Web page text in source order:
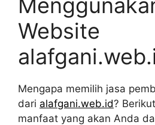
Website
Mengapa memilih jasa
dari alafgani.web.id?
manfaat yang akan Anda